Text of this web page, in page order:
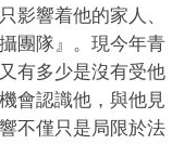
影響着他的家人、
團隊』。現今年青
有多少是沒有受他
會認識他，與他見
不僅只是局限於法